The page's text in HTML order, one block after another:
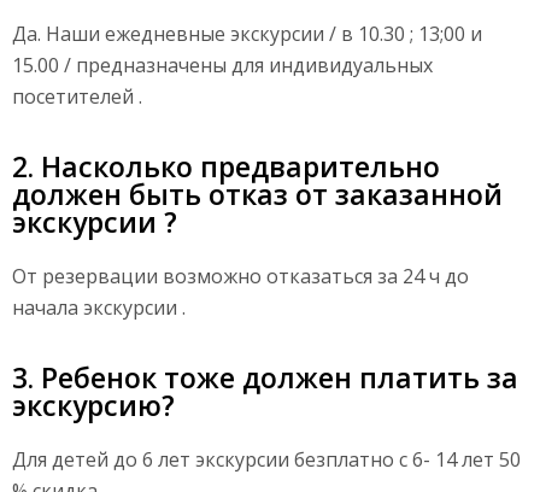
Да. Наши ежедневные экскурсии / в 10.30 ; 13;00 и
15.00 / предназначены для индивидуальных
посетителей .
2. Насколько предварительно
должен быть отказ от заказанной
экскурсии ?
От резервации возможно отказаться за 24 ч до
начала экскурсии .
3. Ребенок тоже должен платить за
экскурсию?
Для детей до 6 лет экскурсии безплатно с 6- 14 лет 50